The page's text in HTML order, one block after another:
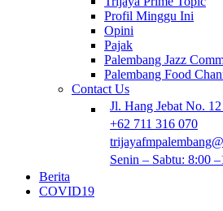
Profil Minggu Ini
Opini
Pajak
Palembang Jazz
Palembang Food
Contact Us
Jl. Hang Jebat No.
+62 711 316 070
Senin – Sabtu: 8:00
Berita
COVID19